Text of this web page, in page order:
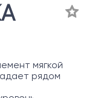
мягкой
рядом